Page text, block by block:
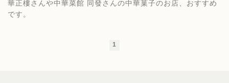
華正樓さんや中華菜館 同發さんの中華菓子のお店、おすすめ
です。
1